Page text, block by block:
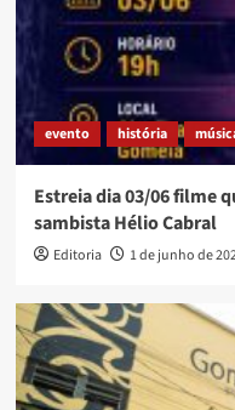
evento história
Estreia dia 03/06 filme
sambista Hélio Cabral
Editoria 1 de junho de